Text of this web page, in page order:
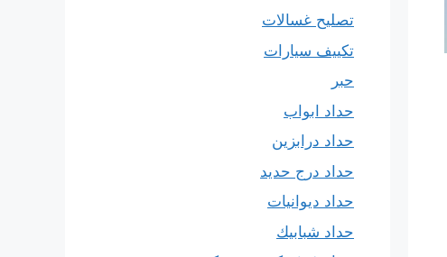
تصليح غسالات
تكييف سيارات
حبر
حداد ابواب
حداد درابزين
حداد درج حديد
حداد ديوانيات
حداد شبابيك